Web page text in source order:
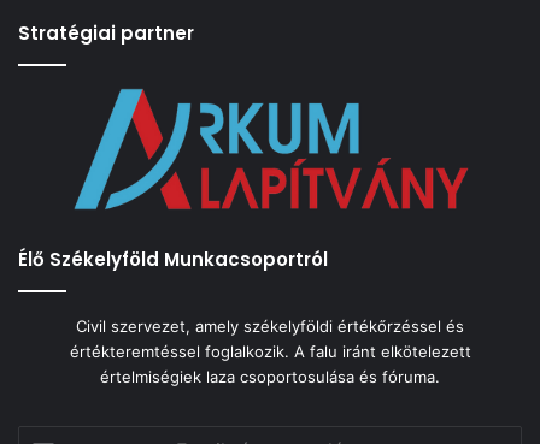
Stratégiai partner
Élő Székelyföld Munkacsoportról
Civil szervezet, amely székelyföldi értékőrzéssel és
értékteremtéssel foglalkozik. A falu iránt elkötelezett
értelmiségiek laza csoportosulása és fóruma.